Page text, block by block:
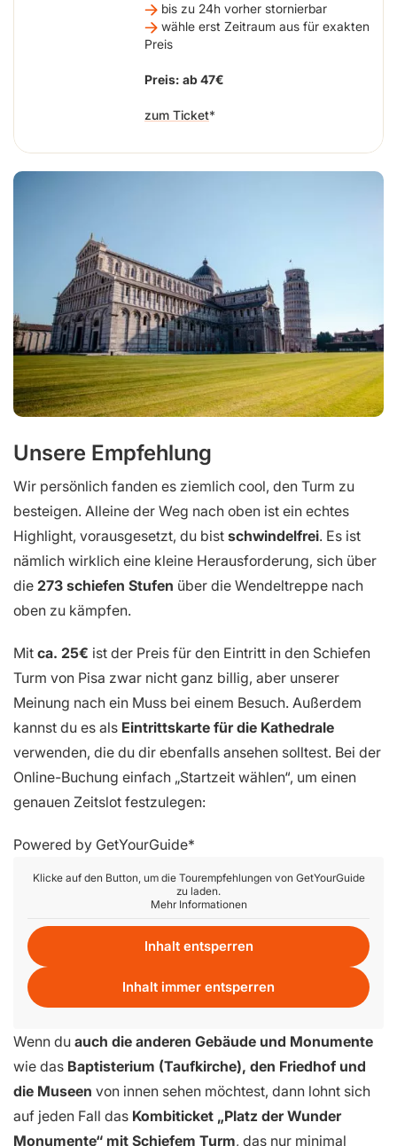
bis zu 24h vorher stornierbar
wähle erst Zeitraum aus für exakten
Preis
Preis: ab 47€
zum Ticket
Unsere Empfehlung
Wir persönlich fanden es ziemlich cool, den Turm zu
besteigen. Alleine der Weg nach oben ist ein echtes
Highlight, vorausgesetzt, du bist schwindelfrei. Es ist
nämlich wirklich eine kleine Herausforderung, sich über
die 273 schiefen Stufen über die Wendeltreppe nach
oben zu kämpfen.
Mit ca. 25€ ist der Preis für den Eintritt in den Schiefen
Turm von Pisa zwar nicht ganz billig, aber unserer
Meinung nach ein Muss bei einem Besuch. Außerdem
kannst du es als Eintrittskarte für die Kathedrale
verwenden, die du dir ebenfalls ansehen solltest. Bei der
Online-Buchung einfach „Startzeit wählen“, um einen
genauen Zeitslot festzulegen:
Powered by GetYourGuide
Klicke auf den Button, um die Tourempfehlungen von GetYourGuide
zu laden.
Mehr Informationen
Inhalt entsperren
Inhalt immer entsperren
Wenn du auch die anderen Gebäude und Monumente
wie das Baptisterium (Taufkirche), den Friedhof und
die Museen von innen sehen möchtest, dann lohnt sich
auf jeden Fall das Kombiticket „Platz der Wunder
Monumente“ mit Schiefem Turm, das nur minimal